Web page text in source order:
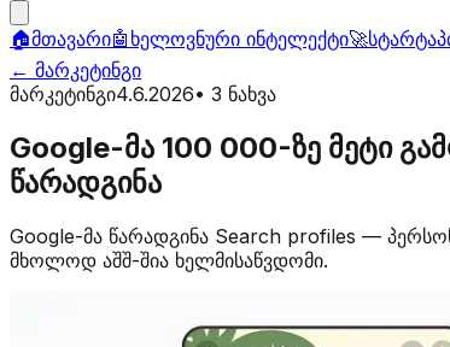
🏠მთავარი🤖 ხელოვნური ინტელექტი🚀
← მარკეტინგი
მარკეტინგი4.6.2026• 3 ნახვა
Google-მა 100 000-ზე მეტი
წარადგინა
Google-მა წარადგინა Search profiles —
მხოლოდ აშშ-შია ხელმისაწვდომი.